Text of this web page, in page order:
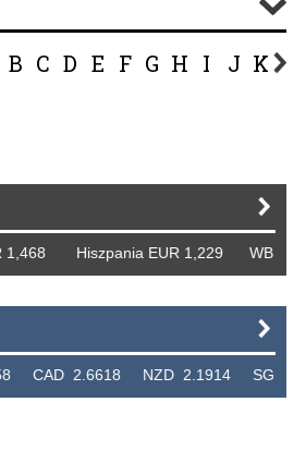
B C D E F G H I J K L
Hiszpania EUR 1,229 WB
2.6618 NZD 2.1914 SGD